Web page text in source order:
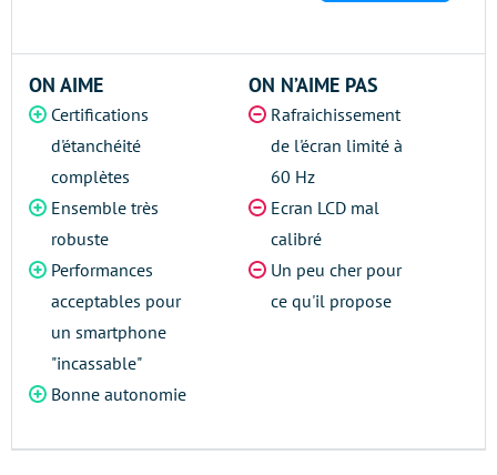
ON AIME
Certifications
d'étanchéité
complètes
Ensemble très
robuste
Performances
acceptables pour
un smartphone
"incassable"
Bonne autonomie
ON N’AIME PAS
Rafraichissement
de l'écran limité à
60 Hz
Ecran LCD mal
calibré
Un peu cher pour
ce qu'il propose